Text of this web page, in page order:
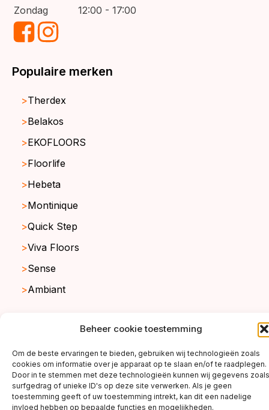
Beheer cookie toestemming
Om de beste ervaringen te bieden, gebruiken wij technologieën zoals
cookies om informatie over je apparaat op te slaan en/of te raadplegen.
Door in te stemmen met deze technologieën kunnen wij gegevens zoals
surfgedrag of unieke ID's op deze site verwerken. Als je geen
toestemming geeft of uw toestemming intrekt, kan dit een nadelige
invloed hebben op bepaalde functies en mogelijkheden.
Zondag
12:00 - 17:00
Populaire merken
Therdex
Belakos
EKOFLOORS
Floorlife
Hebeta
Montinique
Quick Step
Viva Floors
Sense
Ambiant